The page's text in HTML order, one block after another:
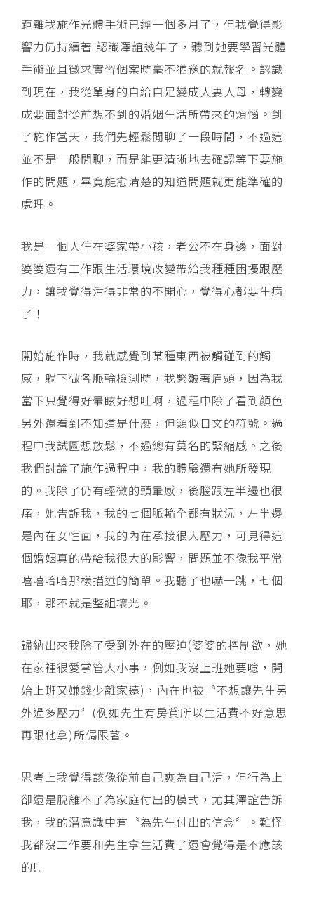
距離我施作光體手術已經一個多月了，但我覺得影
響力仍持續著 認識澤誼幾年了，聽到她要學習光體
手術並且徵求實習個案時毫不猶豫的就報名。認識
到現在，我從單身的自給自足變成人妻人母，轉變
成要面對從前想不到的婚姻生活所帶來的煩惱。到
了施作當天，我們先輕鬆閒聊了一段時間，不過這
並不是一般閒聊，而是能更清晰地去確認等下要施
作的問題，畢竟能愈清楚的知道問題就更能準確的
處理。
我是一個人住在婆家帶小孩，老公不在身邊，面對
婆婆還有工作跟生活環境改變帶給我種種困擾跟壓
力，讓我覺得活得非常的不開心，覺得心都要生病
了！
開始施作時，我就感覺到某種東西被觸碰到的觸
感，躺下做各脈輪檢測時，我緊皺著眉頭，因為我
當下只覺得好暈眩好想吐啊，過程中除了看到顏色
另外還看到不知道是什麼，但類似日文的符號。過
程中我試圖想放鬆，不過總有莫名的緊縮感。之後
我們討論了施作過程中，我的體驗還有她所發現
的。我除了仍有輕微的頭暈感，後腦跟左半邊也很
痛，她告訴我，我的七個脈輪全都有狀況，左半邊
是內在女性面，我的內在承接很大壓力，可見得這
個婚姻真的帶給我很大的影響，問題並不像我平常
嘻嘻哈哈那樣描述的簡單。我聽了也嚇一跳，七個
耶，那不就是整組壞光。
歸納出來我除了受到外在的壓迫(婆婆的控制欲，她
在家裡很愛掌管大小事，例如我沒上班她要唸，開
始上班又嫌錢少離家遠)，內在也被〝不想讓先生另
外過多壓力〞(例如先生有房貸所以生活費不好意思
再跟他拿)所侷限著。
思考上我覺得該像從前自己爽為自己活，但行為上
卻還是脫離不了為家庭付出的模式，尤其澤誼告訴
我，我的潛意識中有〝為先生付出的信念〞。難怪
我都沒工作要和先生拿生活費了還會覺得是不應該
的!!